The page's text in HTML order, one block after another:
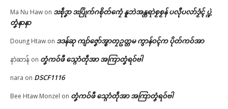
ကေတ်အဆက်
© ဌာန်ပရိုၚ်ဗၠးၜးမန်
က်ဒၟံၚ်တုဲ ကောန်ၚာ်ချိုတ် (၁) တၠ၊
April 24, 2026
Ma Nu Haw on ဒးစဵုဒၞာ ဒးပြိုက်ဂစိုတ်ကၠေံ နူဘဲအန္တရာဲစၟစၟန် ပလီုပလာ်ဒၟံၚ် ပ္ဍဲ
တၞံနာနာ
Doung Htaw on ဒဒန်ဆု ကျာ်ဇၞော်အ္စာတၠဥတ္တမ ကွာန်ဝၚ်က ပိုတ်ကဝ်အာ
နာဲဆာန် on တၞံကဝ်ဖီ သ္ဂောံတဵုအာ အကြာတၞံရဝ်ဗါ
nara on DSCF1116
Bee Htaw Monzel on တၞံကဝ်ဖီ သ္ဂောံတဵုအာ အကြာတၞံရဝ်ဗါ